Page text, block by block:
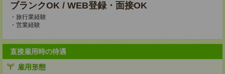
ブランクOK / WEB登録・面接OK
・旅行業経験
・営業経験
直接雇用時の待遇
雇用形態